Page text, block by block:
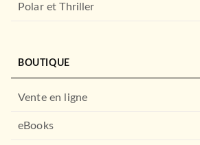
Polar et Thriller
BOUTIQUE
Vente en ligne
eBooks